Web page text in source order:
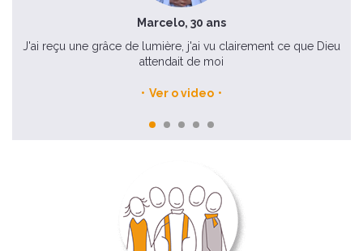
Marcelo, 30 ans
J'ai reçu une grâce de lumière, j'ai vu clairement ce que Dieu
attendait de moi
Ver o video